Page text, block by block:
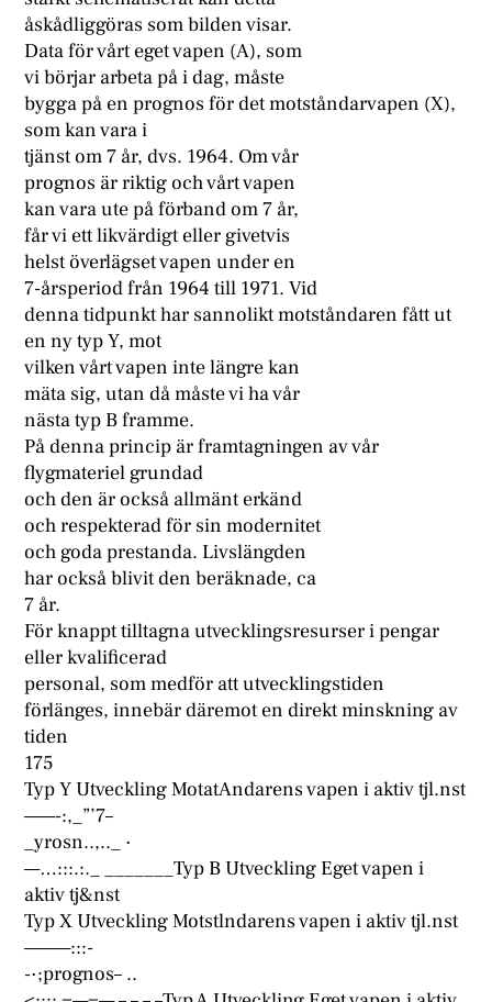
åskådliggöras som bilden visar.
Data för vårt eget vapen (A), som
vi börjar arbeta på i dag, måste
bygga på en prognos för det motståndarvapen (X),
som kan vara i
tjänst om 7 år, dvs. 1964. Om vår
prognos är riktig och vårt vapen
kan vara ute på förband om 7 år,
får vi ett likvärdigt eller givetvis
helst överlägset vapen under en
7-årsperiod från 1964 till 1971. Vid
denna tidpunkt har sannolikt motståndaren fått ut
en ny typ Y, mot
vilken vårt vapen inte längre kan
mäta sig, utan då måste vi ha vår
nästa typ B framme.
På denna princip är framtagningen av vår
flygmateriel grundad
och den är också allmänt erkänd
och respekterad för sin modernitet
och goda prestanda. Livslängden
har också blivit den beräknade, ca
7 år.
För knappt tilltagna utvecklingsresurser i pengar
eller kvalificerad
personal, som medför att utvecklingstiden
förlänges, innebär däremot en direkt minskning av
tiden
175
Typ Y Utveckling MotatAndarens vapen i aktiv tjl.nst
——-:,_”’7–
_yrosn..,.._ ·
—…:::.:._ _______Typ B Utveckling Eget vapen i
aktiv tj&nst
Typ X Utveckling Motstlndarens vapen i aktiv tjl.nst
———:::-
-·;prognos– ..